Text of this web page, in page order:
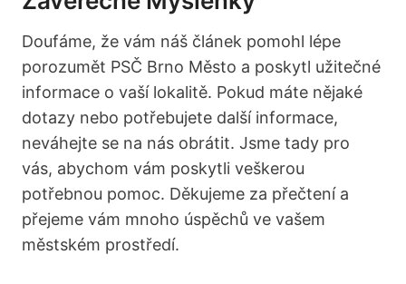
Doufáme, že vám náš článek pomohl⁣ lépe
porozumět‌ PSČ Brno Město a poskytl užitečné
informace o vaší lokalitě.⁣ Pokud máte nějaké
dotazy ⁢nebo potřebujete další informace,
neváhejte⁤ se na nás ⁢obrátit. Jsme tady pro
vás, abychom vám poskytli veškerou
‍potřebnou pomoc.‍ Děkujeme za přečtení⁢ a
přejeme vám mnoho úspěchů ve vašem
městském prostředí.